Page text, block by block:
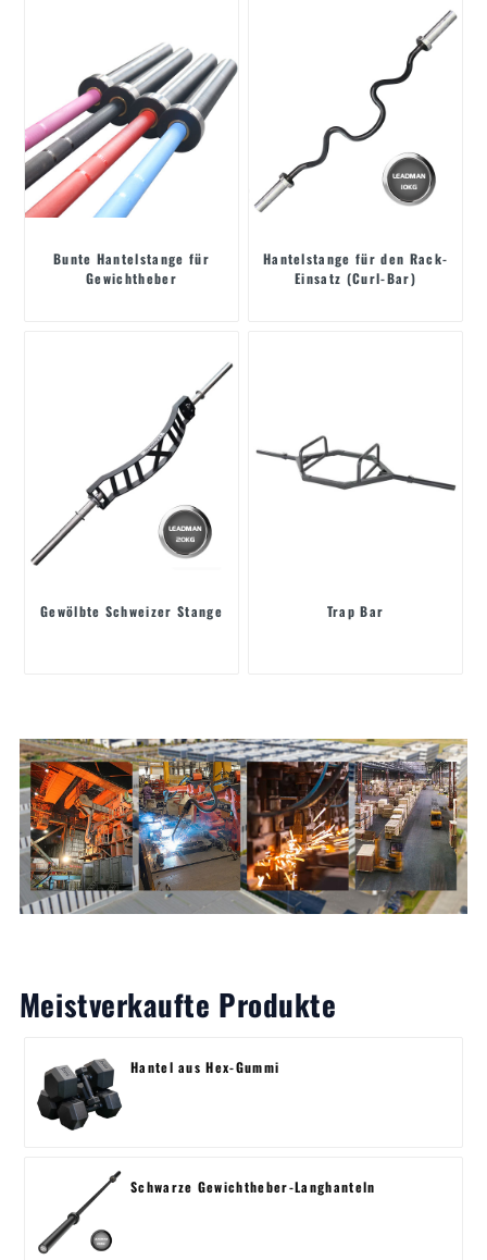
Bunte Hantelstange für
Gewichtheber
Hantelstange für den Rack-
Einsatz (Curl-Bar)
Gewölbte Schweizer Stange Trap Bar
Meistverkaufte Produkte
Hantel aus Hex-Gummi
Schwarze Gewichtheber-Langhanteln